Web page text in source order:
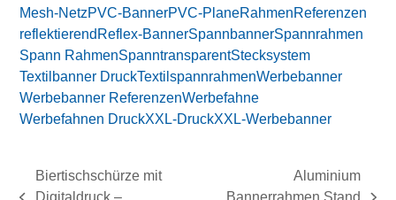
Mesh-NetzPVC-BannerPVC-PlaneRahmenReferenzen
reflektierend Reflex-BannerSpannbannerSpannrahmen
Spann RahmenSpanntransparentStecksystem
Textilbanner DruckTextilspannrahmenWerbebanner
Werbebanner ReferenzenWerbefahne
Werbefahnen DruckXXL-DruckXXL-Werbebanner
Biertischschürze mit
Digitaldruck –
Aluminium
Bannerrahmen Stand